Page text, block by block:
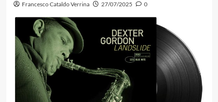
Francesco Cataldo Verrina 27/07/2025 0